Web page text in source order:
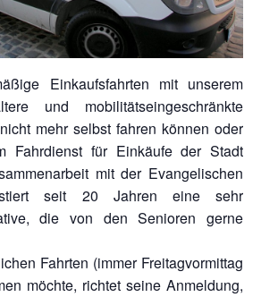
Einkaufsfahrten mit unserem
und mobilitätseingeschränkte
mehr selbst fahren können oder
Fahrdienst für Einkäufe der Stadt
mit der Evangelischen
seit 20 Jahren eine sehr
die von den Senioren gerne
Fahrten (immer Freitagvormittag
möchte, richtet seine Anmeldung,